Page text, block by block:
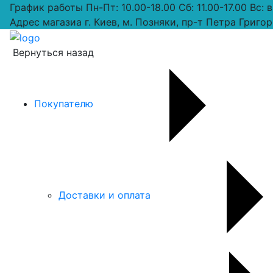
График работы Пн-Пт: 10.00-18.00 Сб: 11.00-17.00 Вс:
Адрес магазиа г. Киев, м. Позняки, пр-т Петра
Вернуться назад
Покупателю
Доставки и оплата